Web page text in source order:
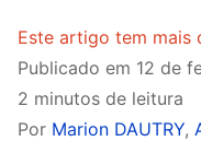
Este artigo tem mais
Publicado em 12 de
2 minutos de leitura
Por Marion DAUTRY,